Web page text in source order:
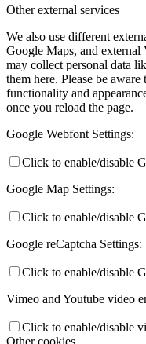
Other external services
We also use different
Google Maps, and external
may collect personal data
them here. Please be
functionality and
once you reload the page.
Google Webfont Settings:
Click to enable/disable
Google Map Settings:
Click to enable/disable
Google reCaptcha Settings:
Click to enable/disable
Vimeo and Youtube video
Click to enable/disable
Other cookies